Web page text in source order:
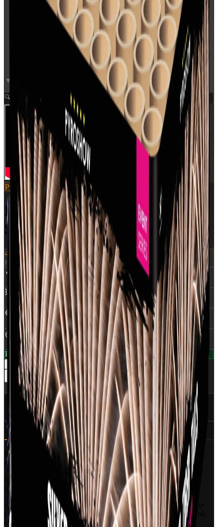
▼ Video neden for
🔍 Zoom
Pyroshow SKU: 2845
Red Blinking Mine To Silver
Spinner
499 kr.
inkl. moms
🔥
NEM 0,490 Kg
💥 Skud: 49
🔵 Rør Ø 25 mm
🟡 Klasse:1,4G
På lager — klar til levering
1 +
Læg i kurv
Del
CE Godkendt EU-certificeret
🇩🇰
Dansk distributørWorld Of Fireworks
🚀
350+ produkterProfessionelt udvalg
Beskrivelse Specifikationer (6) Ansvarlig part
Et super 49 skuds batteri fra 25 mm rør med en varighed på 23
sekunder fra Pyroshow.
Nederst er de flotte røde, blinkende miner mens de store sølv
spinnere lyser himlen op.
Dette batteri går ind i vores "Silent"-kategori, hvor lydniveauet er
væsentligt mindre, da der i højere grad er fokus på farver og blink
end på høje brag.